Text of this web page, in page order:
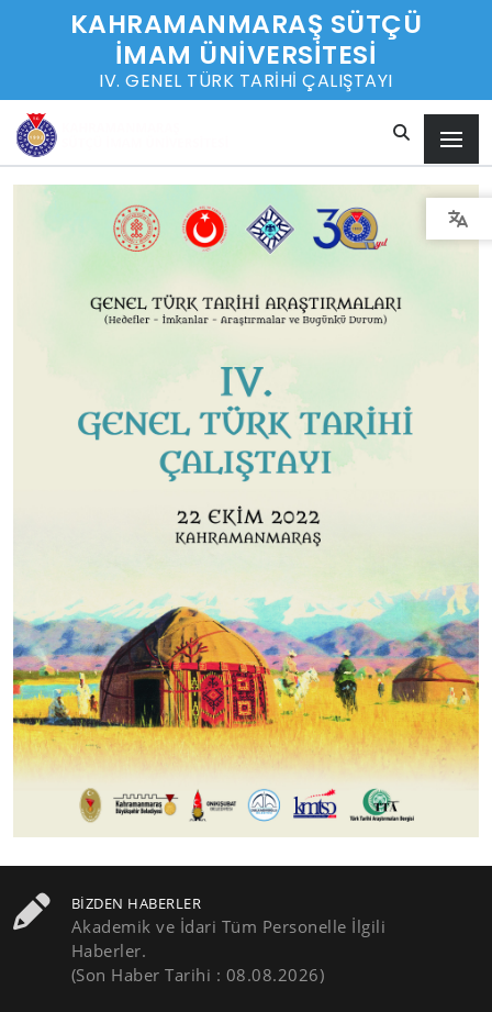
KAHRAMANMARAŞ SÜTÇÜ
İMAM ÜNİVERSİTESİ
IV. GENEL TÜRK TARİHİ ÇALIŞTAYI
BIZDEN HABERLER
Akademik ve İdari Tüm Personelle İlgili
Haberler.
(Son Haber Tarihi : 08.08.2026)